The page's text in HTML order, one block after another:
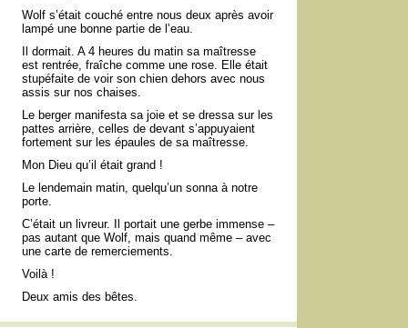
Wolf s’était couché entre nous deux après avoir
lampé une bonne partie de l’eau.
Il dormait. A 4 heures du matin sa maîtresse
est rentrée, fraîche comme une rose. Elle était
stupéfaite de voir son chien dehors avec nous
assis sur nos chaises.
Le berger manifesta sa joie et se dressa sur les
pattes arrière, celles de devant s’appuyaient
fortement sur les épaules de sa maîtresse.
Mon Dieu qu’il était grand !
Le lendemain matin, quelqu’un sonna à notre
porte.
C’était un livreur. Il portait une gerbe immense –
pas autant que Wolf, mais quand même – avec
une carte de remerciements.
Voilà !
Deux amis des bêtes.